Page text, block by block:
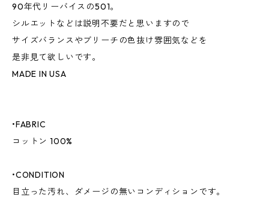
90年代リーバイスの501。
シルエットなどは説明不要だと思いますので
サイズバランスやブリーチの色抜け雰囲気などを
是非見て欲しいです。
MADE IN USA
•FABRIC
コットン 100%
•CONDITION
目立った汚れ、ダメージの無いコンディションです。